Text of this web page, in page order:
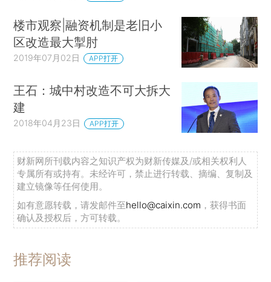
楼市观察|融资机制是老旧小
区改造最大掣肘
2019年07月02日 APP打开
王石：城中村改造不可大拆大
建
2018年04月23日 APP打开
财新网所刊载内容之知识产权为财新传媒及/或相关权利人
专属所有或持有。未经许可，禁止进行转载、摘编、复制及
建立镜像等任何使用。
如有意愿转载，请发邮件至hello@caixin.com ，获得书面
确认及授权后，方可转载。
推荐阅读